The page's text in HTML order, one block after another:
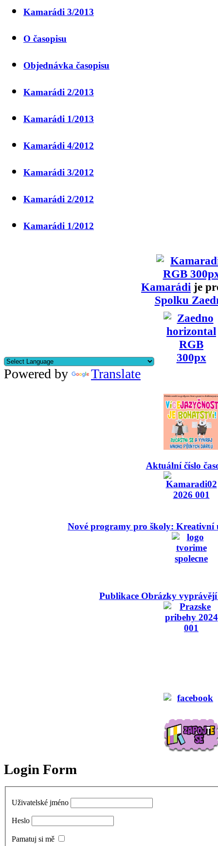
Kamarádi 3/2013
O časopisu
Objednávka časopisu
Kamarádi 2/2013
Kamarádi 1/2013
Kamarádi 4/2012
Kamarádi 3/2012
Kamarádi 2/2012
Kamarádi 1/2012
Kamarádi je
Spolku
Powered by Translate
Aktuální číslo
Nové programy pro školy: Kreativní
Publikace Obrázky
Login Form
Uživatelské jméno
Heslo
Pamatuj si mě